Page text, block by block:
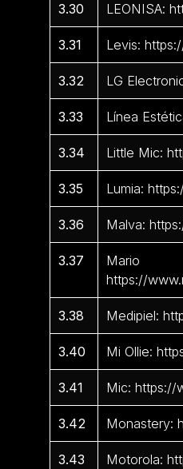
3.30 LEONISA:
3.31 Levis:
3.32 LG
3.33 Línea
3.34 Little Mic:
3.35 Lumia:
3.36 Malva:
3.37
https://
3.38 Medipiel:
3.40 Mi Ollie:
3.41 Mic: https://
3.42 Monastery:
3.43 Motorola: